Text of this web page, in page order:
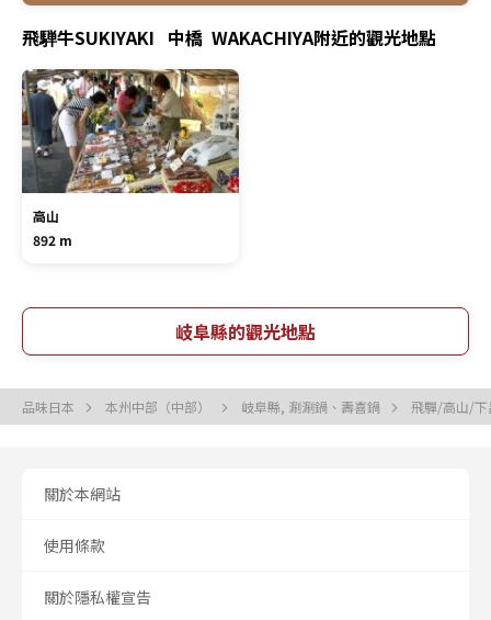
飛騨牛SUKIYAKI 中橋 WAKACHIYA附近的觀光地點
高山
892 m
岐阜縣的觀光地點
品味日本 本州中部（中部） 岐阜縣, 涮涮鍋、壽喜鍋 飛驒/高山/
關於本網站
使用條款
關於隱私權宣告